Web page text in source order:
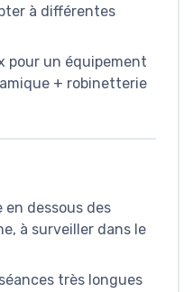
à différentes
pour un équipement
+ robinetterie
dessous des
à surveiller dans le
très longues